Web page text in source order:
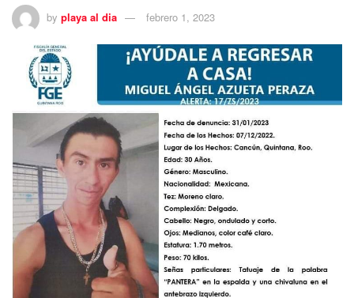
by playa al dia febrero 1, 2023